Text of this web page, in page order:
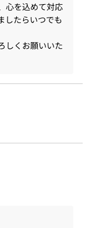
心を込めて対応
したらいつでも
しくお願いいた